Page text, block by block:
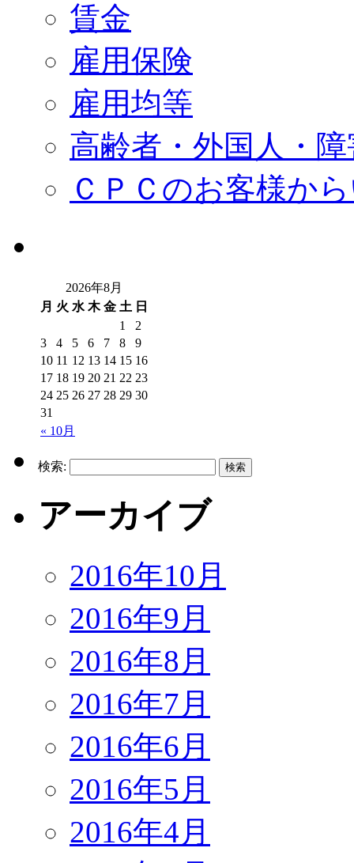
賃金
雇用保険
雇用均等
高齢者・外国人・
ＣＰＣのお客様か
2026年8月
月 火 水 木 金 土 日
« 10月
1
2
3
4 5 6 7 8
9
10 11 12 13 14 15 16
17 18 19 20 21 22 23
24 25 26 27 28 29 30
31
検索:
アーカイブ
2016年10月
2016年9月
2016年8月
2016年7月
2016年6月
2016年5月
2016年4月